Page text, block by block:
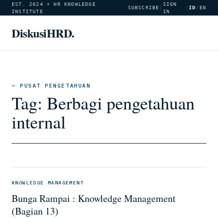
EST. 2024 • HR KNOWLEDGE
INSTITUTE
SUBSCRIBE
SIGN
IN
ID/ EN
DiskusiHRD.
— PUSAT PENGETAHUAN
Tag: Berbagi pengetahuan
internal
KNOWLEDGE MANAGEMENT
Bunga Rampai : Knowledge Management
(Bagian 13)